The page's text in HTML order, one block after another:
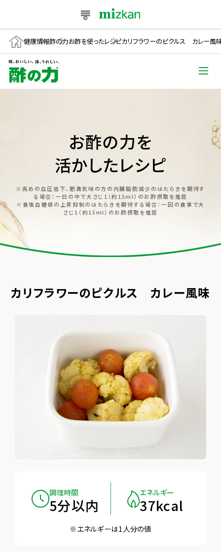
健康情報酢の力お酢を使ったレシピカリフラワーのピクルス カレー風
お酢の力を
活かしたレシピ
※高めの血圧低下、肥満気味の方の内臓脂肪減少のはたらきを期待す
る場合：一日の中で大さじ1（約15ml）のお酢摂取を推奨
※食後血糖値の上昇抑制のはたらきを期待する場合：一回の食事で大
さじ1（約15ml）のお酢摂取を推奨
カリフラワーのピクルス カレー風味
調理時間
5分以内
エネルギー
37kcal
※エネルギーは1人分の値